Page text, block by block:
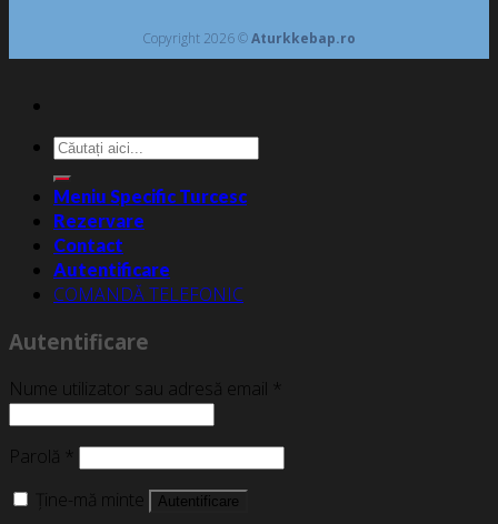
Copyright 2026 ©Aturkkebap.ro
Caută
după:
Meniu Specific Turcesc
Rezervare
Contact
Autentificare
COMANDĂ TELEFONIC
Autentificare
Nume utilizator sau adresă email *
Parolă *
Ține-mă minte
Autentificare